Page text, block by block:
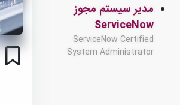
مدیر سیستم مجوز
ServiceNow
ServiceNow Certified
System Administrator